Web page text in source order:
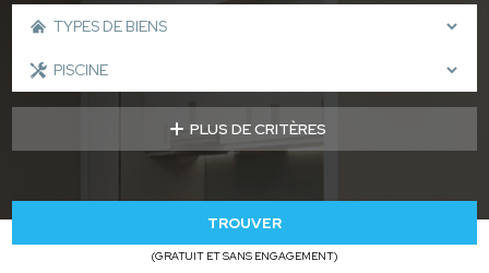
PLUS DE CRITÈRES
TROUVER
(GRATUIT ET SANS ENGAGEMENT)